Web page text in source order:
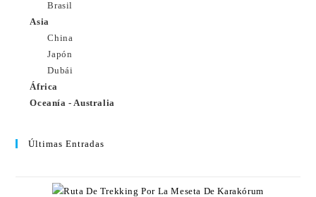
Brasil
Asia
China
Japón
Dubái
África
Oceanía - Australia
Últimas Entradas